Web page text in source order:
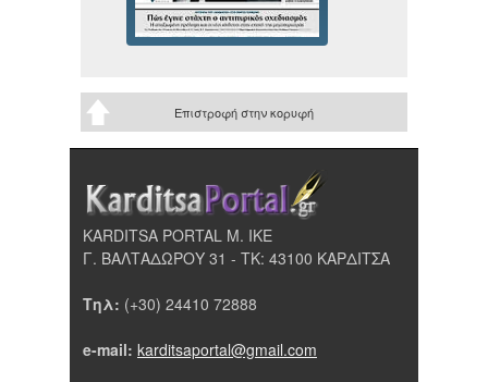
Επιστροφή στην κορυφή
KARDITSA PORTAL Μ. ΙΚΕ
Γ. ΒΑΛΤΑΔΩΡΟΥ 31 - ΤΚ: 43100 ΚΑΡΔΙΤΣΑ
Τηλ: (+30) 24410 72888
e-mail: karditsaportal@gmail.com